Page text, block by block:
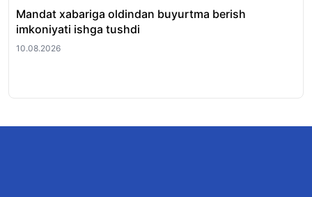
Mandat xabariga oldindan buyurtma berish
imkoniyati ishga tushdi
10.08.2026